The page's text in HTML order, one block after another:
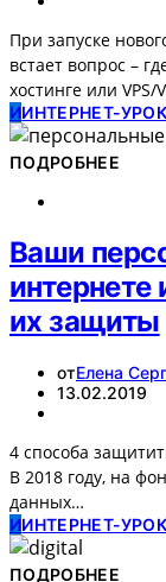
При запуске
встает вопрос –
хостинге или VPS/
ИИНТЕРНЕТ-
ПОДРОБНЕЕ
Ваши
их защиты
отЕлена
13.02.2019
4 способа
В 2018 году, на
данных…
ИИНТЕРНЕТ-
ПОДРОБНЕЕ